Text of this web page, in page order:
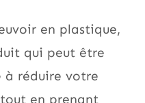
en plastique,
qui peut être
à réduire votre
en prenant